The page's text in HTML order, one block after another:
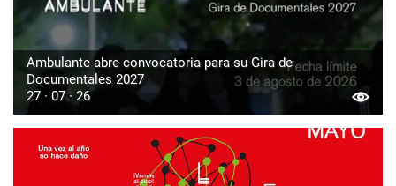
Ambulante abre convocatoria para su Gira de
Documentales 2027
27 · 07 · 26